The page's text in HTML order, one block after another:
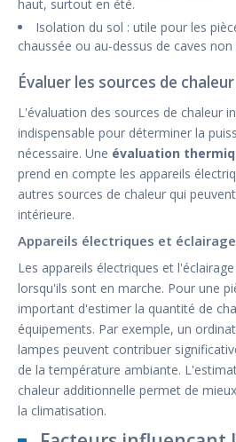
haut, surtout en été.
Isolation du sol : utile pour les
chaussée ou au-dessus de caves non
Évaluer les sources de
L'évaluation des sources de chaleur
indispensable pour déterminer la
nécessaire. Une évaluation
prend en compte les appareils
autres sources de chaleur qui
intérieure.
Appareils électriques et éclairage
Les appareils électriques et
lorsqu'ils sont en marche. Pour une
important d'estimer la quantité de
équipements. Par exemple, un
lampes peuvent contribuer
de la température ambiante.
chaleur additionnelle permet de
la climatisation.